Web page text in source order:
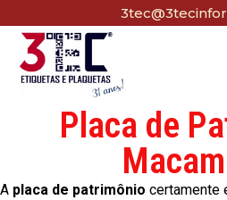
Placa de
A placa de patrimônio certamente